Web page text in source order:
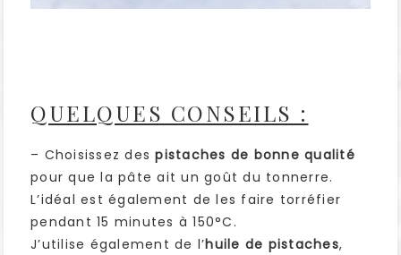
QUELQUES CONSEILS :
– Choisissez despistaches de bonne qualité
pour que la pâte ait un goût du tonnerre.
L’idéal est également de les faire torréfier
pendant 15 minutes à 150°C.
J’utilise également de l’huile de pistaches,